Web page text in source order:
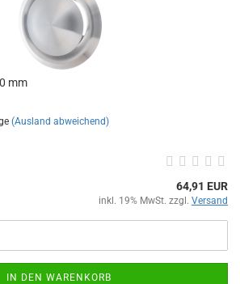
mm
(Ausland abweichend)
64,91 EUR
inkl. 19% MwSt. zzgl. Versand
IN DEN WARENKORB